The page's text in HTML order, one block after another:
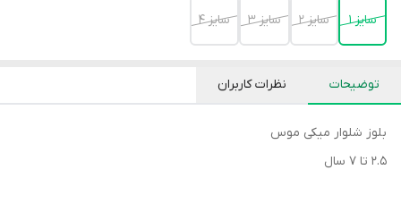
سایز 1 سایز 2 سایز 3 سایز 4
توضیحات نظرات کاربران
بلوز شلوار میکی موس
۲.۵ تا ۷ سال